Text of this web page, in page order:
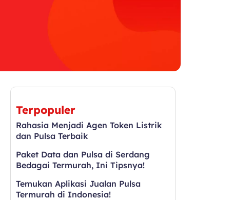
Terpopuler
Rahasia Menjadi Agen Token Listrik
dan Pulsa Terbaik
Paket Data dan Pulsa di Serdang
Bedagai Termurah, Ini Tipsnya!
Temukan Aplikasi Jualan Pulsa
Termurah di Indonesia!